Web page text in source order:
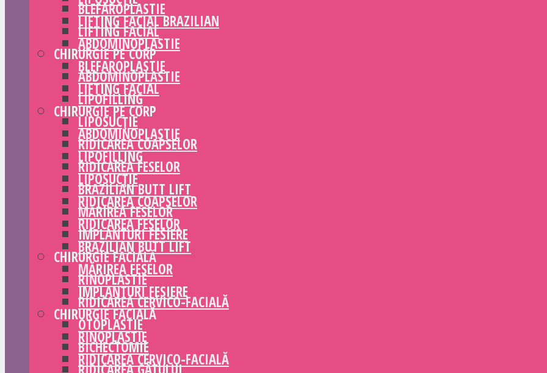
BLEFAROPLASTIE
LIFTING FACIAL
CHIRURGIE PE CORP
ABDOMINOPLASTIE
LIPOFILLING
LIPOSUCȚIE
RIDICAREA COAPSELOR
RIDICAREA FESELOR
BRAZILIAN BUTT LIFT
MĂRIREA FESELOR
IMPLANTURI FESIERE
CHIRURGIE FACIALĂ
RINOPLASTIE
RIDICAREA CERVICO-FACIALĂ
OTOPLASTIE
BICHECTOMIE
LIFTING FACIAL BRAZILIAN
ABDOMINOPLASTIE
BLEFAROPLASTIE
LIFTING FACIAL
CHIRURGIE PE CORP
ABDOMINOPLASTIE
LIPOFILLING
LIPOSUCȚIE
RIDICAREA COAPSELOR
RIDICAREA FESELOR
BRAZILIAN BUTT LIFT
MĂRIREA FESELOR
IMPLANTURI FESIERE
CHIRURGIE FACIALĂ
RINOPLASTIE
RIDICAREA CERVICO-FACIALĂ